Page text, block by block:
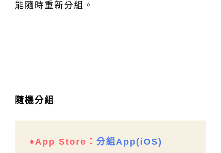
能隨時重新分組。
隨機分組
♦App Store： 分組App(iOS)